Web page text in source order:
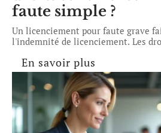
faute simple ?
Un licenciement pour faute grave
l'indemnité de licenciement. Les
En savoir plus